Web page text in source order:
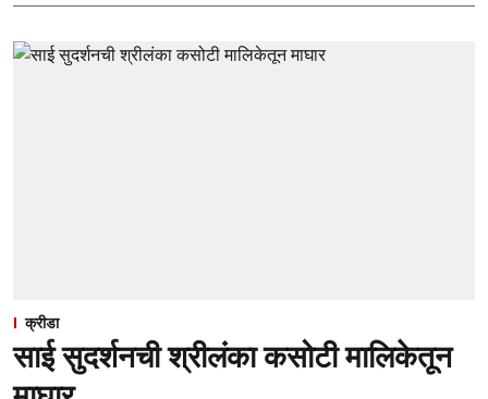
क्रीडा
साई सुदर्शनची श्रीलंका कसोटी मालिकेतून